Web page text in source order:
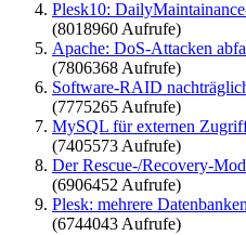
Plesk10:
(8018960 Aufrufe)
Apache: DoS-Attacken
(7806368 Aufrufe)
Software-RAID
(7775265 Aufrufe)
MySQL für externen
(7405573 Aufrufe)
Der Rescue-/Recovery-
(6906452 Aufrufe)
Plesk: mehrere
(6744043 Aufrufe)